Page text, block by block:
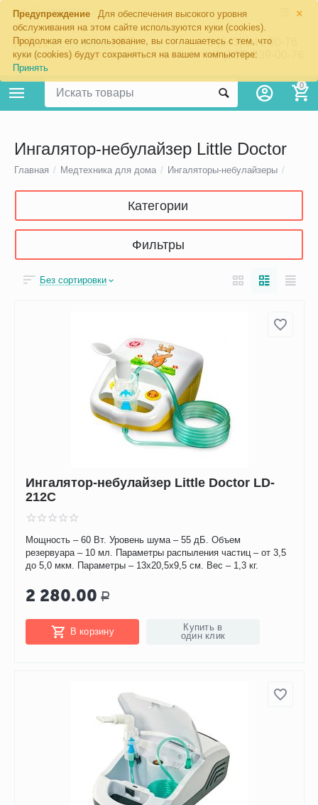
×
Предупреждение
Для обеспечения высокого уровня
обслуживания на этом сайте используются куки (cookies).
Продолжая его использование, вы соглашаетесь с тем, что
куки (cookies) будут сохраняться на вашем компьютере:
Принять
Екатеринбург
8 (343) 344-60-76
+7 (967) 639-00-76
0
Ингалятор-небулайзер Little Doctor
Главная / Медтехника для дома / Ингаляторы-небулайзеры /
Категории
Фильтры
Без сортировки
Ингалятор-небулайзер Little Doctor LD-
212C
Мощность – 60 Вт. Уровень шума – 55 дБ. Объем
резервуара – 10 мл. Параметры распыления частиц – от 3,5
до 5,0 мкм. Параметры – 13х20,5х9,5 см. Вес – 1,3 кг.
2 280.00 Р
В корзину
Купить в
один клик